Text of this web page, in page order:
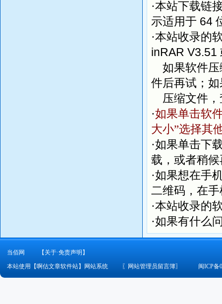
·本站下载链
示适用于 64
·本站收录的
inRAR V3.51
如果软件压
件后再试；
压缩文件，
·如果单击软
大小”选择其
·如果单击下
载，或者稍
·如果想在手
二维码，在
·本站收录的
·如果有什么
当佰网
【关于·免责声明】
本站使用【啊估文章软件站】网站系统
〖 网站管理员留言簿〗 闽ICP备